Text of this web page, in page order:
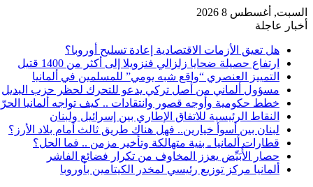
السبت, أغسطس 8 2026
أخبار عاجلة
هل تعيق الأزمات الاقتصادية إعادة تسليح أوروبا؟
ارتفاع حصيلة ضحايا زلزالي فنزويلا إلى أكثر من 1400 قتيل
التمييز العنصري “واقع شبه يومي” للمسلمين في ألمانيا
مسؤول ألماني من أصل تركي يدعو للتحرك لحظر حزب البديل
خطط حكومية وأوجه قصور وانتقادات .. كيف تواجه ألمانيا
النقاط الرئيسية للاتفاق الإطاري بين إسرائيل ولبنان
لبنان بين أسوأ خيارين.. فهل هناك طريق ثالث أمام بلاد الأرز؟
قطارات ألمانيا ـ بنية متهالكة وتأخير مزمن .. فما الحل؟
حصار الأُبَيِّض يعزز المخاوف من تكرار فضائع الفاشر
ألمانيا مركز توزيع رئيسي لمخدر الكيتامين بأوروبا